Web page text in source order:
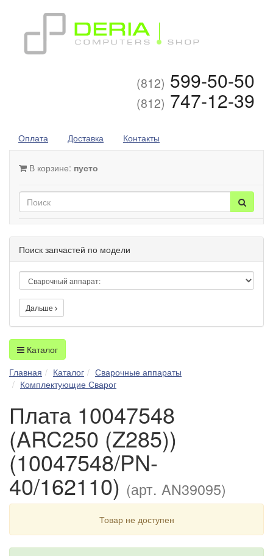
(812) 599-50-50
(812) 747-12-39
Оплата Доставка Контакты
В корзине: пусто
Поиск запчастей по модели
Дальше
Каталог
Главная
Каталог
Сварочные аппараты
Комплектующие Сварог
Плата 10047548
(ARC250 (Z285))
(10047548/PN-
40/162110) (арт. AN39095)
Товар не доступен